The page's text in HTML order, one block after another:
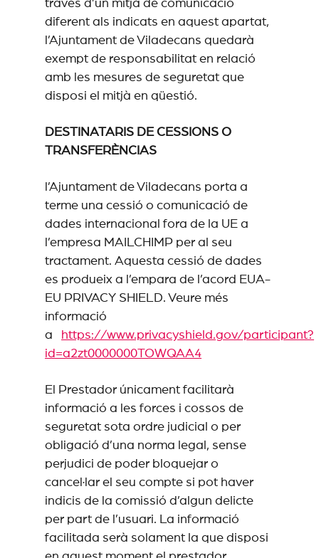
través d’un mitjà de comunicació
diferent als indicats en aquest apartat,
l’Ajuntament de Viladecans quedarà
exempt de responsabilitat en relació
amb les mesures de seguretat que
disposi el mitjà en qüestió.
DESTINATARIS DE CESSIONS O
TRANSFERÈNCIAS
l’Ajuntament de Viladecans porta a
terme una cessió o comunicació de
dades internacional fora de la UE a
l’empresa MAILCHIMP per al seu
tractament. Aquesta cessió de dades
es produeix a l’empara de l’acord EUA-
EU PRIVACY SHIELD. Veure més
informació
a
https://www.privacyshield.gov/participant?
id=a2zt0000000TOWQAA4
El Prestador únicament facilitarà
informació a les forces i cossos de
seguretat sota ordre judicial o per
obligació d’una norma legal, sense
perjudici de poder bloquejar o
cancel·lar el seu compte si pot haver
indicis de la comissió d’algun delicte
per part de l’usuari. La informació
facilitada serà solament la que disposi